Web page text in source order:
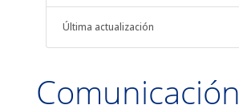
Última actualización
Comunicación